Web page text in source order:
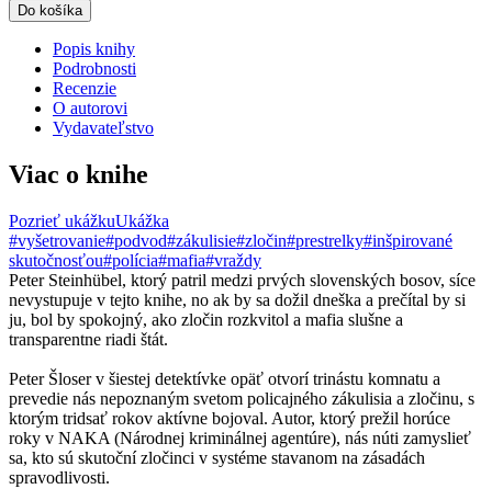
Do košíka
Popis knihy
Podrobnosti
Recenzie
O autorovi
Vydavateľstvo
Viac o knihe
Pozrieť ukážkuUkážka
#vyšetrovanie#podvod#zákulisie#zločin#prestrelky#inšpirované
skutočnosťou#polícia#mafia#vraždy
Peter Steinhübel, ktorý patril medzi prvých slovenských bosov, síce
nevystupuje v tejto knihe, no ak by sa dožil dneška a prečítal by si
ju, bol by spokojný, ako zločin rozkvitol a mafia slušne a
transparentne riadi štát.
Peter Šloser v šiestej detektívke opäť otvorí trinástu komnatu a
prevedie nás nepoznaným svetom policajného zákulisia a zločinu, s
ktorým tridsať rokov aktívne bojoval. Autor, ktorý prežil horúce
roky v NAKA (Národnej kriminálnej agentúre), nás núti zamyslieť
sa, kto sú skutoční zločinci v systéme stavanom na zásadách
spravodlivosti.